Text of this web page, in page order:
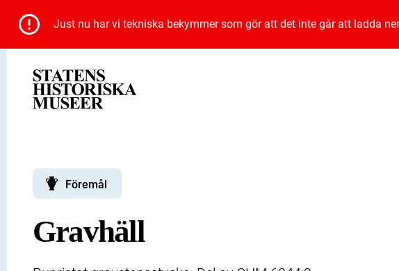
Just nu har vi tekniska bekymmer som gör att det inte går att ladda
Föremål
Gravhäll